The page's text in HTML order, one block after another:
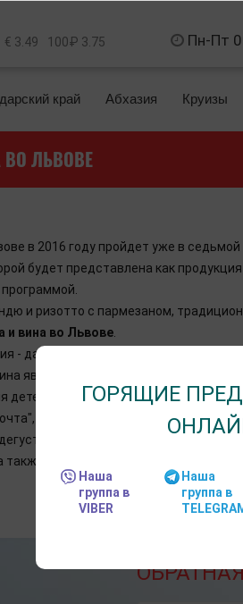
€ 3.49 100₽ 3.75 Пн-Пт
край Абхазия Круизы
ЛЬВОВЕ
в 2016 году пройдет уже в
будет представлена как
и ризотто с пармезаном,
и вина во Львове
- давить виноград, как это делали
является дегустации от ведущих
детей. Захватывающие
с которой можно будет
отведать традиционных
специальная территория
ГОРЯЩИЕ
Наша
группа в
VIBER
Наша
группа в